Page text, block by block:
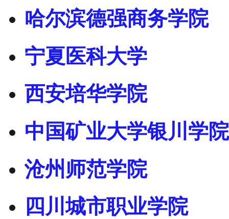
哈尔滨德强商务学院
宁夏医科大学
西安培华学院
中国矿业大学银川学院
沧州师范学院
四川城市职业学院